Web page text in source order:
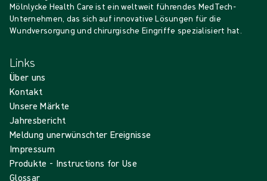
Mölnlycke Health Care ist ein weltweit führendes MedTech-
Unternehmen, das sich auf innovative Lösungen für die
Wundversorgung und chirurgische Eingriffe spezialisiert hat.
Links
Über uns
Kontakt
Unsere Märkte
Jahresbericht
Meldung unerwünschter Ereignisse
Impressum
Produkte - Instructions for Use
Glossar